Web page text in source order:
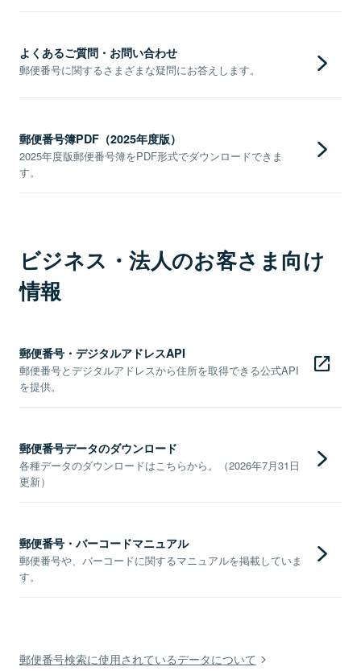
よくあるご質問・お問い合わせ
郵便番号に関するさまざまな疑問にお答えします。
郵便番号簿PDF（2025年度版）
2025年度版郵便番号簿をPDF形式でダウンロードできま
す。
ビジネス・法人のお客さま向け
情報
郵便番号・デジタルアドレスAPI
郵便番号とデジタルアドレスから住所を取得できる公式API
を提供。
郵便番号データのダウンロード
各種データのダウンロードはこちらから。（2026年7月31日
更新）
郵便番号・バーコードマニュアル
郵便番号や、バーコードに関するマニュアルを掲載していま
す。
郵便番号検索に使用されているデータについて